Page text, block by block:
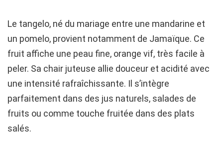
Le tangelo, né du mariage entre une mandarine et
un pomelo, provient notamment de Jamaïque. Ce
fruit affiche une peau fine, orange vif, très facile à
peler. Sa chair juteuse allie douceur et acidité avec
une intensité rafraîchissante. Il s’intègre
parfaitement dans des jus naturels, salades de
fruits ou comme touche fruitée dans des plats
salés.